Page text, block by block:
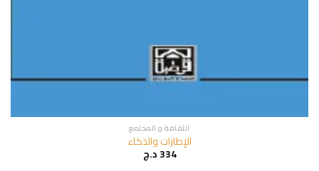
الثقافة و المجتمع
الإطارات والذكاء
334د.ج